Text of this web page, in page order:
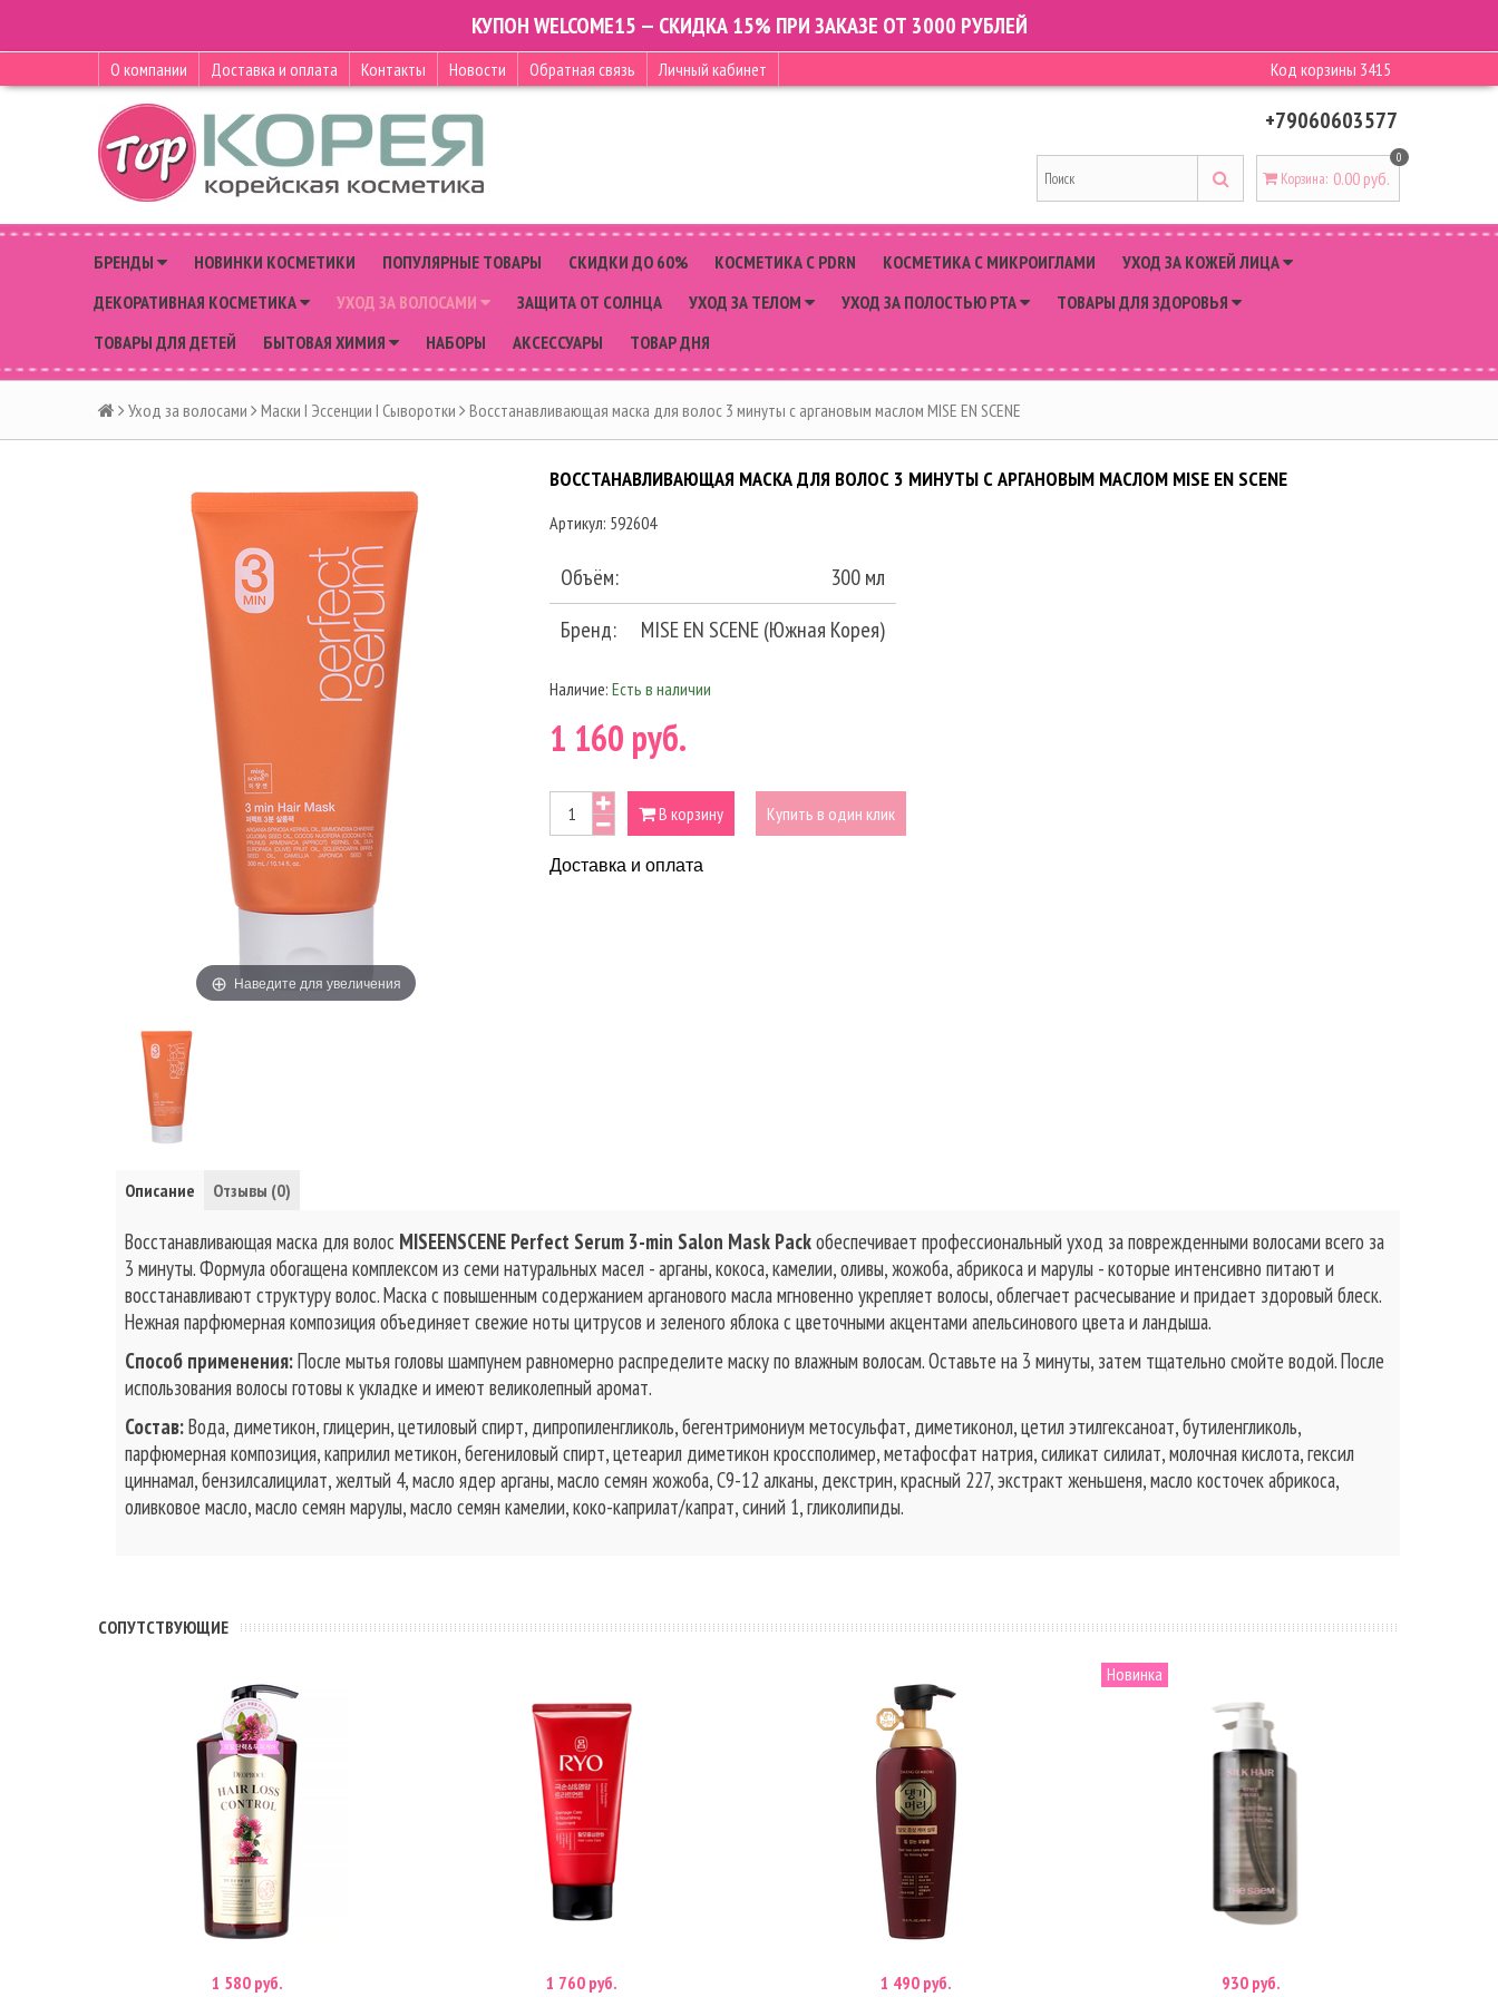
КУПОН WELCOME15 — СКИДКА 15% ПРИ ЗАКАЗЕ ОТ 3000 РУБЛЕЙ
О компании Доставка и оплата Контакты Новости Обратная связь Личный кабинет Код корзины 3415
+79060603577
Корзина:
0
0.00 руб.
БРЕНДЫ НОВИНКИ КОСМЕТИКИ ПОПУЛЯРНЫЕ ТОВАРЫ СКИДКИ ДО 60% КОСМЕТИКА С PDRN КОСМЕТИКА С МИКРОИГЛАМИ
УХОД ЗА КОЖЕЙ ЛИЦА
ДЕКОРАТИВНАЯ КОСМЕТИКА
УХОД ЗА ВОЛОСАМИ ЗАЩИТА ОТ СОЛНЦА УХОД ЗА ТЕЛОМ УХОД ЗА ПОЛОСТЬЮ РТА
ТОВАРЫ ДЛЯ ЗДОРОВЬЯ
ТОВАРЫ ДЛЯ ДЕТЕЙ
БЫТОВАЯ ХИМИЯ НАБОРЫ АКСЕССУАРЫ ТОВАР ДНЯ
Уход за волосами Маски I Эссенции I Сыворотки Восстанавливающая маска для волос 3 минуты с аргановым маслом MISE EN SCENE
Наведите для увеличения
ВОССТАНАВЛИВАЮЩАЯ МАСКА ДЛЯ ВОЛОС 3 МИНУТЫ С АРГАНОВЫМ МАСЛОМ MISE EN SCENE
Артикул: 592604
Объём:
300 мл
Бренд:
MISE EN SCENE (Южная Корея)
Наличие:Есть в наличии
1 160 руб.
В корзину Купить в один клик
Доставка и оплата
Описание Отзывы (0)
Восстанавливающая маска для волос MISEENSCENE Perfect Serum 3-min Salon Mask Packобеспечивает профессиональный уход за поврежденными волосами всего за
3 минуты. Формула обогащена комплексом из семи натуральных масел - арганы, кокоса, камелии, оливы, жожоба, абрикоса и марулы - которые интенсивно питают и
восстанавливают структуру волос. Маска с повышенным содержанием арганового масла мгновенно укрепляет волосы, облегчает расчесывание и придает здоровый блеск.
Нежная парфюмерная композиция объединяет свежие ноты цитрусов и зеленого яблока с цветочными акцентами апельсинового цвета и ландыша.
Способ применения:После мытья головы шампунем равномерно распределите маску по влажным волосам. Оставьте на 3 минуты, затем тщательно смойте водой. После
использования волосы готовы к укладке и имеют великолепный аромат.
Состав:Вода, диметикон, глицерин, цетиловый спирт, дипропиленгликоль, бегентримониум метосульфат, диметиконол, цетил этилгексаноат, бутиленгликоль,
парфюмерная композиция, каприлил метикон, бегениловый спирт, цетеарил диметикон кроссполимер, метафосфат натрия, силикат силилат, молочная кислота, гексил
циннамал, бензилсалицилат, желтый 4, масло ядер арганы, масло семян жожоба, C9-12 алканы, декстрин, красный 227, экстракт женьшеня, масло косточек абрикоса,
оливковое масло, масло семян марулы, масло семян камелии, коко-каприлат/капрат, синий 1, гликолипиды.
CОПУТСТВУЮЩИЕ
В корзину
1 580 руб. В корзину
1 760 руб. В корзину
1 490 руб.
Новинка
В корзину
930 руб.